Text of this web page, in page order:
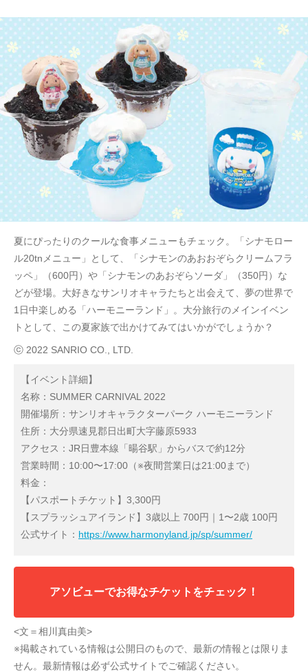
夏にぴったりのクールな食事メニューもチェック。「シナモロー
ル20tnメニュー」として、「シナモンのあおおぞらクリームフラ
ッペ」（600円）や「シナモンのあおぞらソーダ」（350円）な
どが登場。大好きなサンリオキャラたちと出会えて、夢の世界で
1日中楽しめる「ハーモニーランド」。大分旅行のメインイベン
トとして、この夏家族で出かけてみてはいかがでしょうか？
ⓒ 2022 SANRIO CO., LTD.
【イベント詳細】
名称：SUMMER CARNIVAL 2022
開催場所：サンリオキャラクターパーク ハーモニーランド
住所：大分県速見郡日出町大字藤原5933
アクセス：JR日豊本線「暘谷駅」からバスで約12分
営業時間：10:00〜17:00（※夜間営業日は21:00まで）
料金：
【パスポートチケット】3,300円
【スプラッシュアイランド】3歳以上 700円｜1〜2歳 100円
公式サイト： https://www.harmonyland.jp/sp/summer/
アソビューでお得なチケットをチェック！
<文＝相川真由美>
※掲載されている情報は公開日のもので、最新の情報とは限りま
せん。最新情報は必ず公式サイトでご確認ください。